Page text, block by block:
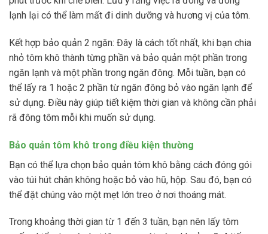
lạnh lại có thể làm mất đi dinh dưỡng và hương vị của tôm.
Kết hợp bảo quản 2 ngăn: Đây là cách tốt nhất, khi bạn chia
nhỏ tôm khô thành từng phần và bảo quản một phần trong
ngăn lạnh và một phần trong ngăn đông. Mỗi tuần, bạn có
thể lấy ra 1 hoặc 2 phần từ ngăn đông bỏ vào ngăn lạnh để
sử dụng. Điều này giúp tiết kiệm thời gian và không cần phải
rã đông tôm mỗi khi muốn sử dụng.
Bảo quản tôm khô trong điều kiện thường
Bạn có thể lựa chọn bảo quản tôm khô bằng cách đóng gói
vào túi hút chân không hoặc bỏ vào hũ, hộp. Sau đó, bạn có
thể đặt chúng vào một mẹt lớn treo ở nơi thoáng mát.
Trong khoảng thời gian từ 1 đến 3 tuần, bạn nên lấy tôm